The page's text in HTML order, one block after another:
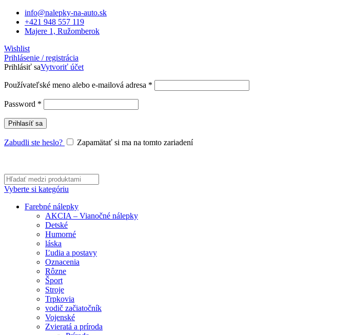
info@nalepky-na-auto.sk
+421 948 557 119
Majere 1, Ružomberok
Wishlist
Prihlásenie / registrácia
Prihlásiť saVytvoriť účet
Používateľské meno alebo e-mailová adresa *
Password *
Prihlasíť sa
Zabudli ste heslo? Zapamätať si ma na tomto zariadení
Vyberte si kategóriu
Farebné nálepky
AKCIA – Vianočné nálepky
Detské
Humorné
láska
Ľudia a postavy
Oznacenia
Rôzne
Šport
Stroje
Trpkovia
vodič začiatočník
Vojenské
Zvieratá a príroda